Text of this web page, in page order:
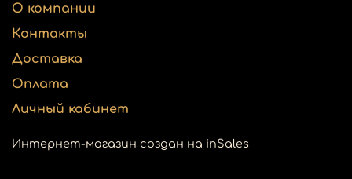
О компании
Контакты
Доставка
Оплата
Личный кабинет
Интернет-магазин создан на inSales